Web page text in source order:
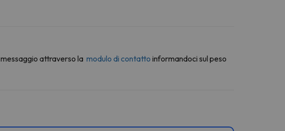
attraverso la modulo di contatto informandoci sul peso